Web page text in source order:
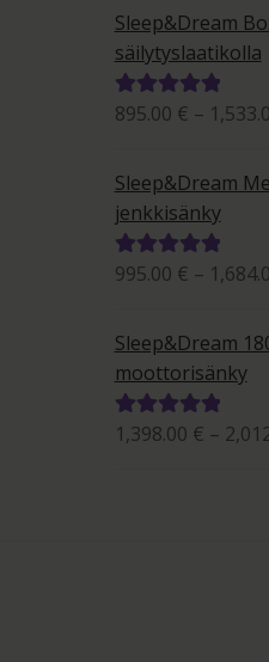
5.00
/ 5
Sleep&Dream
säilytyslaatikolla
Arvostelu
5.00
/ 5
895.00 € –
Sleep&Dream
jenkkisänky
Arvostelu
5.00
/ 5
995.00 € –
Sleep&Dream
moottorisänky
Arvostelu
1,398.00 € –